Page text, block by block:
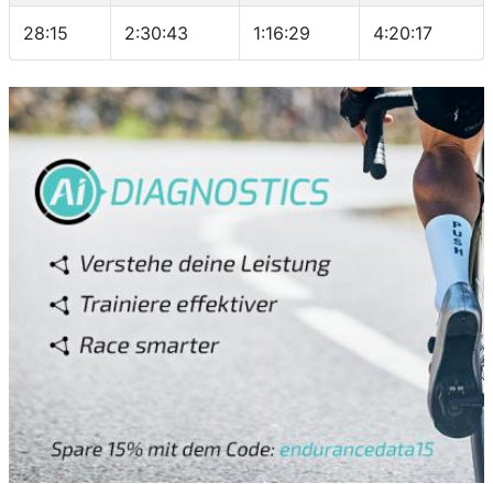
28:15 2:30:43 1:16:29 4:20:17